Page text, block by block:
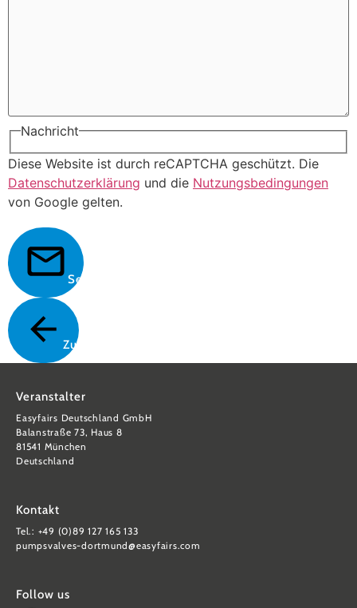
Nachricht
Diese Website ist durch reCAPTCHA geschützt. Die
Datenschutzerklärung und die Nutzungsbedingungen
von Google gelten.
Senden
Zurück
Veranstalter
Easyfairs Deutschland GmbH
Balanstraße 73, Haus 8
81541 München
Deutschland
Kontakt
Tel.: +49 (0)89 127 165 133
pumpsvalves-dortmund@easyfairs.com
Follow us